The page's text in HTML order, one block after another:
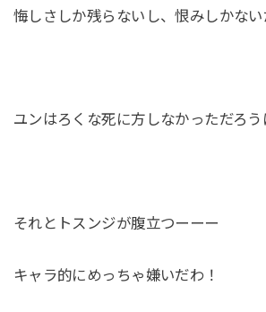
悔しさしか残らないし、恨みしかない
ユンはろくな死に方しなかっただろう
それとトスンジが腹立つーーー
キャラ的にめっちゃ嫌いだわ！